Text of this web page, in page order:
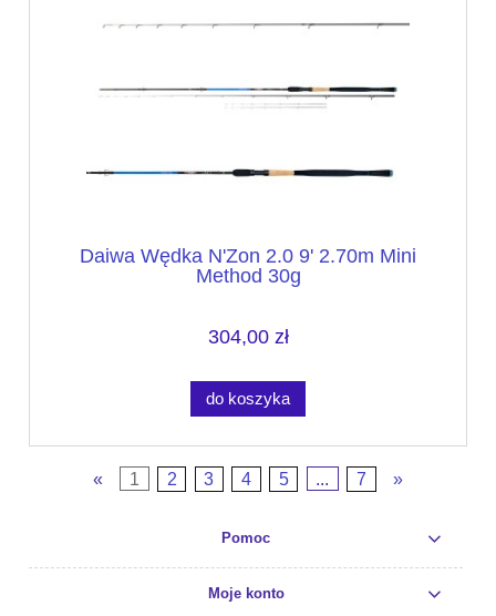
Daiwa Wędka N'Zon 2.0 9' 2.70m Mini
Method 30g
304,00 zł
do koszyka
« 1 2 3 4 5 ... 7 »
Pomoc
Moje konto